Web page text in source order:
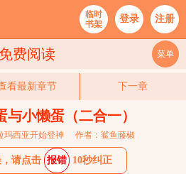
临时
书架
登录 注册
免费阅读 菜单
看最新章节 下一章
与小懒蛋（二合一）
玛西亚开始登神 作者：鲨鱼藤椒
请点击 报错 10秒纠正